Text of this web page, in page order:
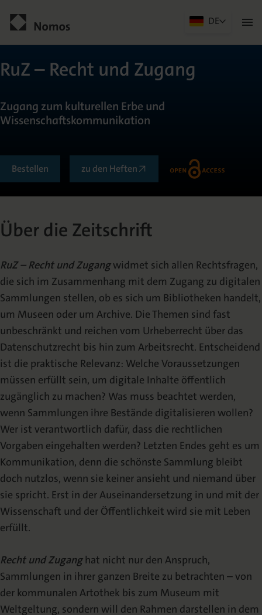
Allgemein
Erscheinungshinweis
(TOC-Alert)
Veröffentlichen
Urheberrecht
Mediadaten
DE
RuZ – Recht und Zugang
Zugang zum kulturellen Erbe und
Wissenschaftskommunikation
Bestellen zu den Heften
Über die Zeitschrift
RuZ – Recht und Zugangwidmet sich allen Rechtsfragen,
die sich im Zusammenhang mit dem Zugang zu digitalen
Sammlungen stellen, ob es sich um Bibliotheken handelt,
um Museen oder um Archive. Die Themen sind fast
unbeschränkt und reichen vom Urheberrecht über das
Datenschutzrecht bis hin zum Arbeitsrecht. Entscheidend
ist die praktische Relevanz: Welche Voraussetzungen
müssen erfüllt sein, um digitale Inhalte öffentlich
zugänglich zu machen? Was muss beachtet werden,
wenn Sammlungen ihre Bestände digitalisieren wollen?
Wer ist verantwortlich dafür, dass die rechtlichen
Vorgaben eingehalten werden? Letzten Endes geht es um
Kommunikation, denn die schönste Sammlung bleibt
doch nutzlos, wenn sie keiner ansieht und niemand über
sie spricht. Erst in der Auseinandersetzung in und mit der
Wissenschaft und der Öffentlichkeit wird sie mit Leben
erfüllt.
Recht und Zuganghat nicht nur den Anspruch,
Sammlungen in ihrer ganzen Breite zu betrachten – von
der kommunalen Artothek bis zum Museum mit
Weltgeltung, sondern will den Rahmen darstellen in dem